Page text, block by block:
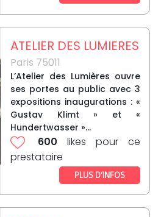
ATELIER DES LUMIERES
Paris 75011
L’Atelier des Lumières ouvre
ses portes au public avec 3
expositions inaugurations : «
Gustav Klimt » et «
Hundertwasser »...
600 likes pour ce
prestataire
PLUS D’INFOS